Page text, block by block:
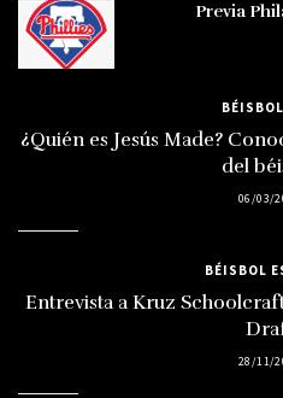
Previa
¿Quién es Jesús Made?
del
06/03/
BÉISBOL
Entrevista a Kruz
28/11/